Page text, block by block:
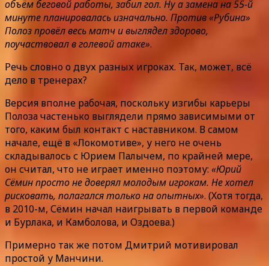
объём беговой работы, забил гол. Ну а замена на 55-й
минуте планировалась изначально. Против «Рубина»
Полоз провёл весь матч и выглядел здорово,
поучаствовал в голевой атаке».
Речь словно о двух разных игроках. Так, может, всё
дело в тренерах?
Версия вполне рабочая, поскольку изгибы карьеры
Полоза частенько выглядели прямо зависимыми от
того, каким был контакт с наставником. В самом
начале, ещё в «Локомотиве», у него не очень
складывалось с Юрием Палычем, по крайней мере,
он считал, что не играет именно поэтому: «Юрий
Сёмин просто не доверял молодым игрокам. Не хотел
рисковать, полагался только на опытных». (Хотя тогда,
в 2010-м, Сёмин начал наигрывать в первой команде
и Бурлака, и Камболова, и Оздоева.)
Примерно так же потом Дмитрий мотивировал
простой у Манчини.